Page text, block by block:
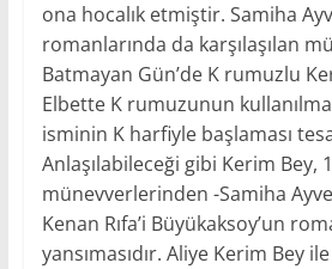
ona hocalık etmiştir. Samiha
romanlarında da karşılaşılan
Batmayan Gün’de K rumuzlu
Elbette K rumuzunun
isminin K harfiyle başlaması
Anlaşılabileceği gibi Kerim Bey,
münevverlerinden -Samiha
Kenan Rıfa’i Büyükaksoy’un
yansımasıdır. Aliye Kerim Bey